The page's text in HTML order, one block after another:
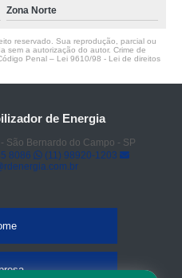
Zona Norte
reservado. Sua reprodução, parcial ou
sem a autorização do autor. Crime de
Penal – Lei 9610/98 - Lei de direitos
de Energia
São Bernardo do Campo - SP
8086
(11) 98920-1203